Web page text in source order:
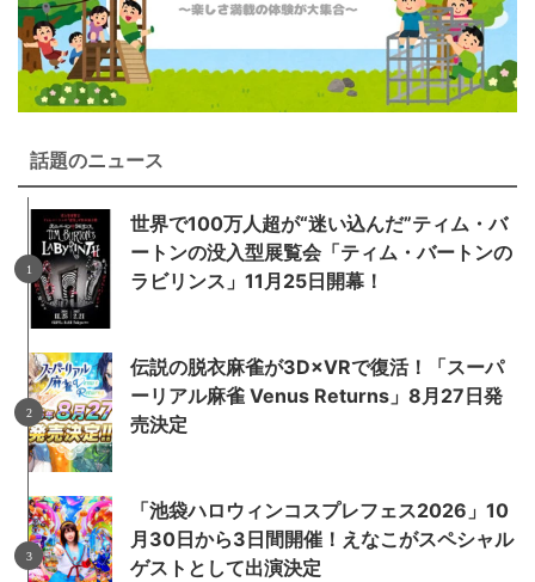
話題のニュース
世界で100万人超が“迷い込んだ”ティム・バ
ートンの没入型展覧会「ティム・バートンの
ラビリンス」11月25日開幕！
伝説の脱衣麻雀が3D×VRで復活！「スーパ
ーリアル麻雀 Venus Returns」8月27日発
売決定
「池袋ハロウィンコスプレフェス2026」10
月30日から3日間開催！えなこがスペシャル
ゲストとして出演決定